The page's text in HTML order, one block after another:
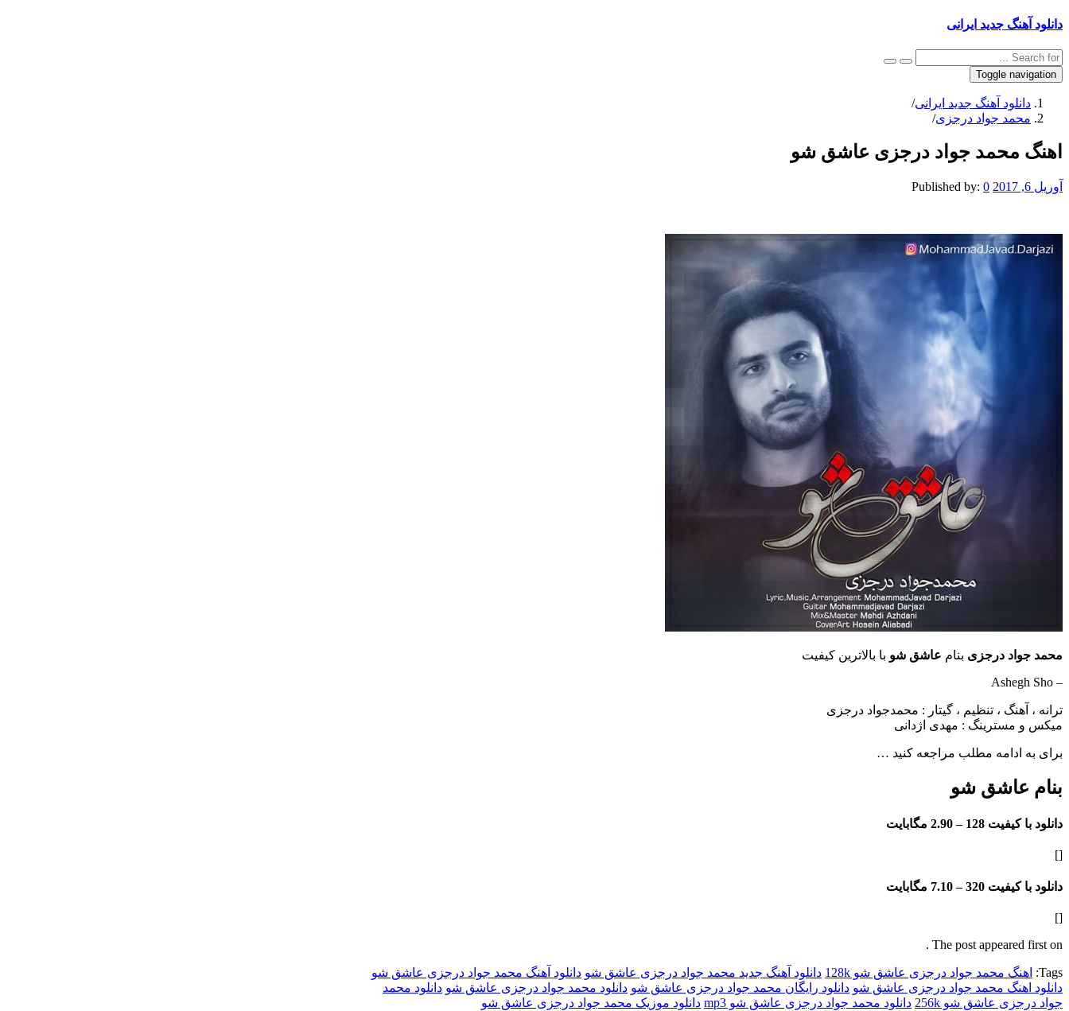
دانلود آهنگ جدید ایرانی
Toggle navigation
دانلود آهنگ جدید ایرانی/
محمد جواد درجزی/
اهنگ محمد جواد درجزی عاشق شو
آوریل 6, 2017 Published by: 0
محمد جواد درجزی بنام عاشق شو با بالاترین کیفیت
– Ashegh Sho
ترانه ، آهنگ ، تنظیم ، گیتار : محمدجواد درجزی
میکس و مسترینگ : مهدی اژدانی
برای به ادامه مطلب مراجعه کنید …
بنام عاشق شو
دانلود با کیفیت 128 – 2.90 مگابایت
[]
دانلود با کیفیت 320 – 7.10 مگابایت
[]
The post appeared first on .
Tags: اهنگ محمد جواد درجزی عاشق شو 128k دانلود آهنگ جدید محمد جواد درجزی عاشق شو دانلود آهنگ محمد جواد درجزی عاشق شو
دانلود اهنگ محمد جواد درجزی عاشق شو دانلود رایگان محمد جواد درجزی عاشق شو دانلود محمد جواد درجزی عاشق شو دانلود محمد
جواد درجزی عاشق شو 256k
دانلود محمد جواد درجزی عاشق شو mp3 دانلود موزیک محمد جواد درجزی عاشق شو